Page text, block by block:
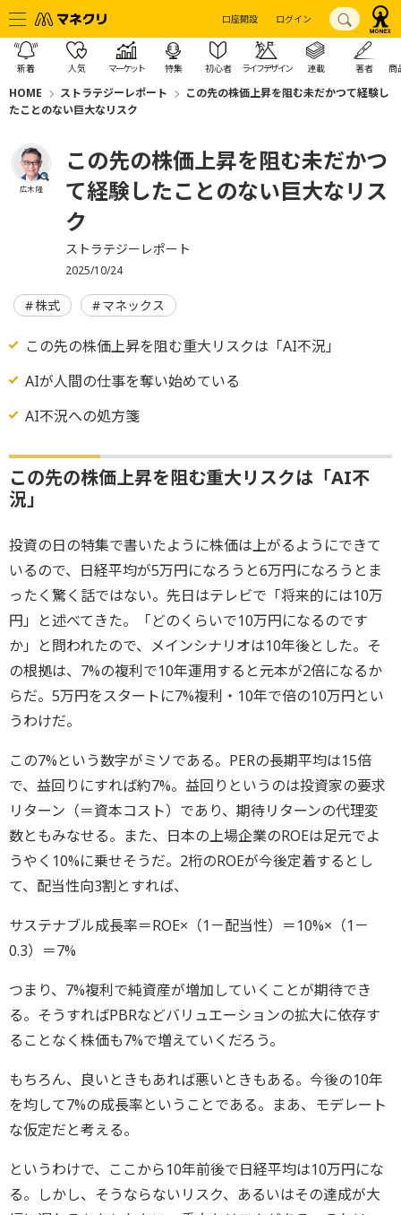
口座開設 ログイン
新着 人気 マーケット 特集 初心者 ライフデザイン 連載 著者 商
HOME ストラテジーレポート
この先の株価上昇を阻む未だかつて経験し
たことのない巨大なリスク
広木 隆
この先の株価上昇を阻む未だかつ
て経験したことのない巨大なリス
ク
ストラテジーレポート
2025/10/24
株式 マネックス
この先の株価上昇を阻む重大リスクは「AI不況」
AIが人間の仕事を奪い始めている
AI不況への処方箋
この先の株価上昇を阻む重大リスクは「AI不
況」
投資の日の特集で書いたように株価は上がるようにできて
いるので、日経平均が5万円になろうと6万円になろうとま
ったく驚く話ではない。先日はテレビで「将来的には10万
円」と述べてきた。「どのくらいで10万円になるのです
か」と問われたので、メインシナリオは10年後とした。そ
の根拠は、7%の複利で10年運用すると元本が2倍になるか
らだ。5万円をスタートに7%複利・10年で倍の10万円とい
うわけだ。
この7%という数字がミソである。PERの長期平均は15倍
で、益回りにすれば約7%。益回りというのは投資家の要求
リターン（＝資本コスト）であり、期待リターンの代理変
数ともみなせる。また、日本の上場企業のROEは足元でよ
うやく10%に乗せそうだ。2桁のROEが今後定着するとし
て、配当性向3割とすれば、
サステナブル成長率＝ROE×（1－配当性）＝10%×（1－
0.3）＝7%
つまり、7%複利で純資産が増加していくことが期待でき
る。そうすればPBRなどバリュエーションの拡大に依存す
ることなく株価も7%で増えていくだろう。
もちろん、良いときもあれば悪いときもある。今後の10年
を均して7%の成長率ということである。まあ、モデレート
な仮定だと考える。
というわけで、ここから10年前後で日経平均は10万円にな
る。しかし、そうならないリスク、あるいはその達成が大